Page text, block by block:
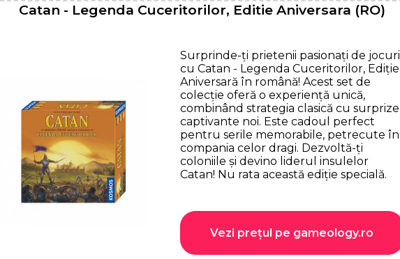
Catan - Legenda Cuceritorilor, Editie Aniversara (RO)
Surprinde-ți prietenii pasionați de jocuri
cu Catan - Legenda Cuceritorilor, Ediție
Aniversară în română! Acest set de
colecție oferă o experiență unică,
combinând strategia clasică cu surprize
captivante noi. Este cadoul perfect
pentru serile memorabile, petrecute în
compania celor dragi. Dezvoltă-ți
coloniile și devino liderul insulelor
Catan! Nu rata această ediție specială.
Vezi prețul pe gameology.ro